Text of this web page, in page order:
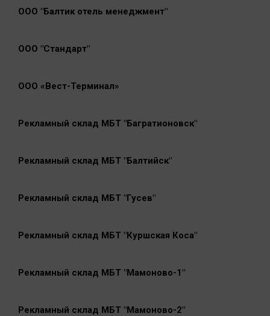
ООО "Балтик отель менеджмент"
ООО "Стандарт"
ООО «Вест-Терминал»
Рекламный склад МБТ "Багратионовск"
Рекламный склад МБТ "Балтийск"
Рекламный склад МБТ "Гусев"
Рекламный склад МБТ "Куршская Коса"
Рекламный склад МБТ "Мамоново-1"
Рекламный склад МБТ "Мамоново-2"